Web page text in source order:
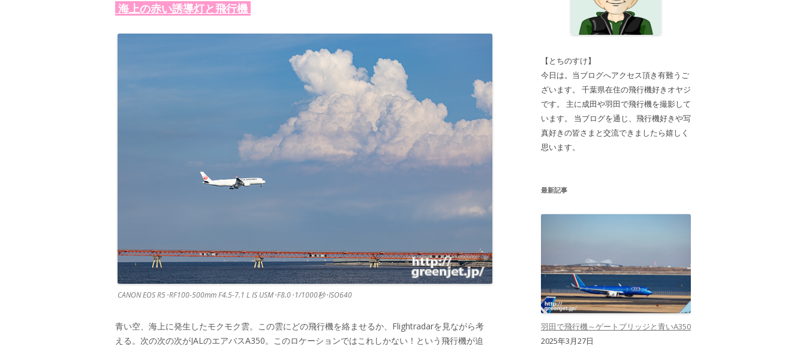
海上の赤い誘導灯と飛行機
CANON EOS R5･RF100-500mm F4.5-7.1 L IS USM･F8.0･1/1000秒･ISO640
青い空、海上に発生したモクモク雲。この雲にどの飛行機を絡ませるか、Flightradarを見ながら考
える。次の次の次がJALのエアバスA350。このロケーションではこれしかない！という飛行機が迫
【とちのすけ】
今日は。当ブログへアクセス頂き有難うご
ざいます。 千葉県在住の飛行機好きオヤジ
です。 主に成田や羽田で飛行機を撮影して
います。 当ブログを通じ、飛行機好きや写
真好きの皆さまと交流できましたら嬉しく
思います。
最新記事
羽田で飛行機～ゲートブリッジと青いA350
2025年3月27日